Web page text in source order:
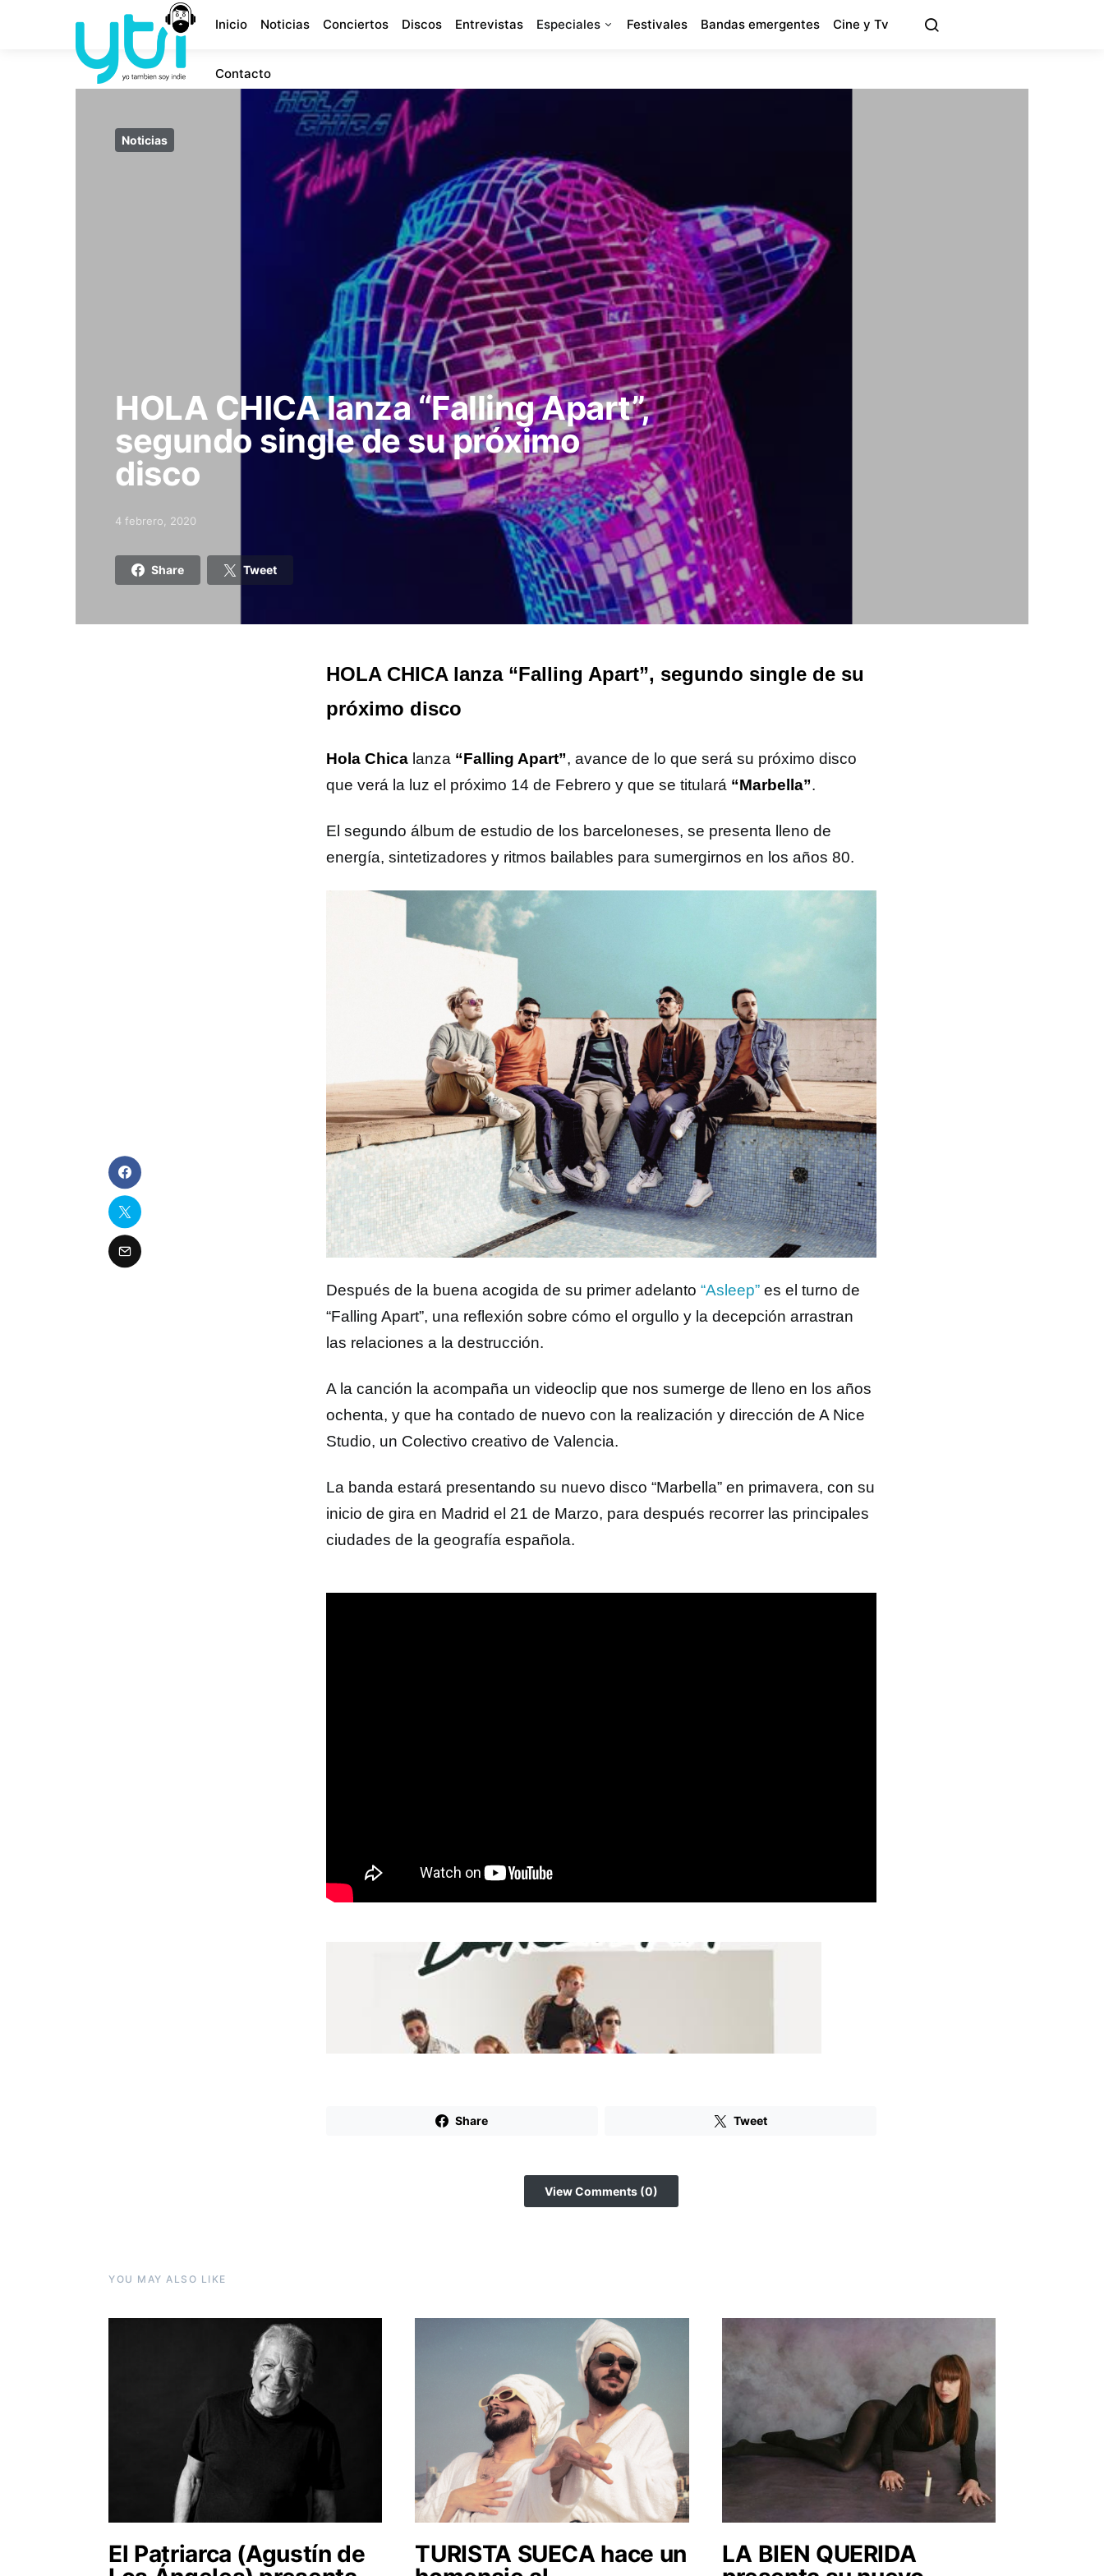
Inicio Noticias Conciertos Discos Entrevistas Especiales Festivales Bandas emergentes Cine y Tv
Contacto
Noticias
HOLA CHICA lanza “Falling Apart”,
segundo single de su próximo
disco
Posted on
4 febrero, 2020
Share Tweet
HOLA CHICA lanza “Falling Apart”, segundo single de su
próximo disco
Hola Chica lanza “Falling Apart”, avance de lo que será su próximo disco
que verá la luz el próximo 14 de Febrero y que se titulará “Marbella”.
El segundo álbum de estudio de los barceloneses, se presenta lleno de
energía, sintetizadores y ritmos bailables para sumergirnos en los años 80.
Después de la buena acogida de su primer adelanto “Asleep” es el turno de
“Falling Apart”, una reflexión sobre cómo el orgullo y la decepción arrastran
las relaciones a la destrucción.
A la canción la acompaña un videoclip que nos sumerge de lleno en los años
ochenta, y que ha contado de nuevo con la realización y dirección de A Nice
Studio, un Colectivo creativo de Valencia.
La banda estará presentando su nuevo disco “Marbella” en primavera, con su
inicio de gira en Madrid el 21 de Marzo, para después recorrer las principales
ciudades de la geografía española.
Share Tweet
View Comments (0)
YOU MAY ALSO LIKE
El Patriarca (Agustín de
TURISTA SUECA hace un
LA BIEN QUERIDA